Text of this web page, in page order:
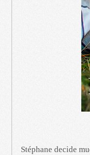
Stéphane decide